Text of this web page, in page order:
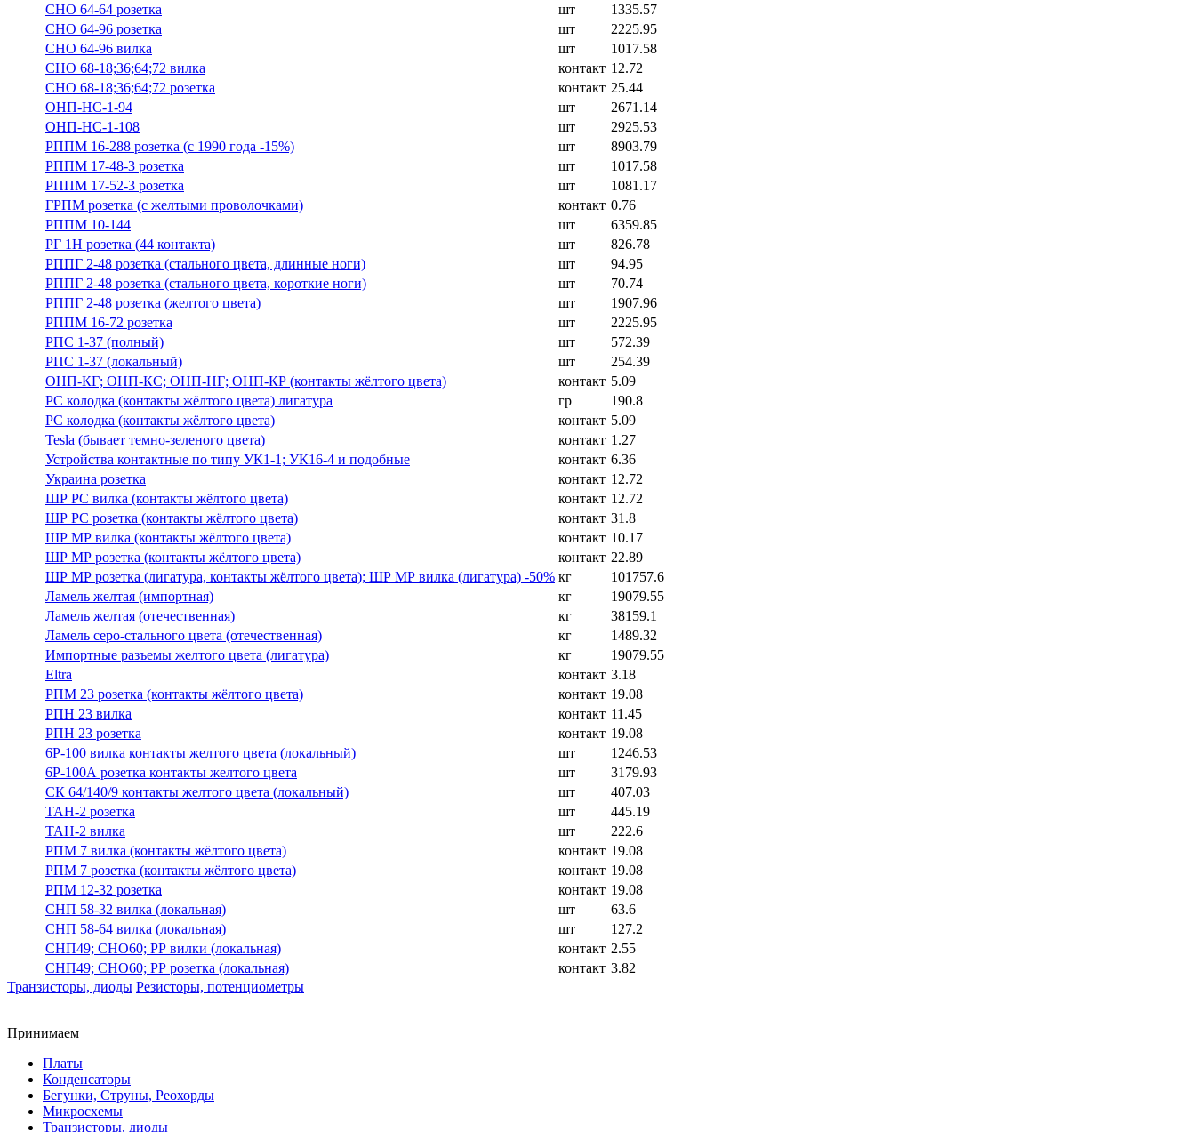
СНО 64-64 розетка
шт
1335.57
СНО 64-96 розетка
шт
2225.95
СНО 64-96 вилка
шт
1017.58
СНО 68-18;36;64;72 вилка
контакт 12.72
СНО 68-18;36;64;72 розетка
контакт 25.44
ОНП-НС-1-94
шт
2671.14
ОНП-НС-1-108
шт
2925.53
РППМ 16-288 розетка (с 1990 года -15%)
шт
8903.79
РППМ 17-48-3 розетка
шт
1017.58
РППМ 17-52-3 розетка
шт
1081.17
ГРПМ розетка (с желтыми проволочками)
контакт 0.76
РППМ 10-144
шт
6359.85
РГ 1Н розетка (44 контакта)
шт
826.78
РППГ 2-48 розетка (стального цвета, длинные ноги)
шт
94.95
РППГ 2-48 розетка (стального цвета, короткие ноги)
шт
70.74
РППГ 2-48 розетка (желтого цвета)
шт
1907.96
РППМ 16-72 розетка
шт
2225.95
РПС 1-37 (полный)
шт
572.39
РПС 1-37 (локальный)
шт
254.39
ОНП-КГ; ОНП-КС; ОНП-НГ; ОНП-КР (контакты жёлтого цвета)
контакт 5.09
РС колодка (контакты жёлтого цвета) лигатура
гр
190.8
РС колодка (контакты жёлтого цвета)
контакт 5.09
Tesla (бывает темно-зеленого цвета)
контакт 1.27
Устройства контактные по типу УК1-1; УК16-4 и подобные
контакт 6.36
Украина розетка
контакт 12.72
ШР РС вилка (контакты жёлтого цвета)
контакт 12.72
ШР РС розетка (контакты жёлтого цвета)
контакт 31.8
ШР МР вилка (контакты жёлтого цвета)
контакт 10.17
ШР МР розетка (контакты жёлтого цвета)
контакт 22.89
ШР МР розетка (лигатура, контакты жёлтого цвета); ШР МР вилка (лигатура) -50% кг
101757.6
Ламель желтая (импортная)
кг
19079.55
Ламель желтая (отечественная)
кг
38159.1
Ламель серо-стального цвета (отечественная)
кг
1489.32
Импортные разъемы желтого цвета (лигатура)
кг
19079.55
Eltra
контакт 3.18
РПМ 23 розетка (контакты жёлтого цвета)
контакт 19.08
РПН 23 вилка
контакт 11.45
РПН 23 розетка
контакт 19.08
6Р-100 вилка контакты желтого цвета (локальный)
шт
1246.53
6Р-100А розетка контакты желтого цвета
шт
3179.93
СК 64/140/9 контакты желтого цвета (локальный)
шт
407.03
ТАН-2 розетка
шт
445.19
ТАН-2 вилка
шт
222.6
РПМ 7 вилка (контакты жёлтого цвета)
контакт 19.08
РПМ 7 розетка (контакты жёлтого цвета)
контакт 19.08
РПМ 12-32 розетка
контакт 19.08
СНП 58-32 вилка (локальная)
шт
63.6
СНП 58-64 вилка (локальная)
шт
127.2
СНП49; СНО60; РР вилки (локальная)
контакт 2.55
СНП49; СНО60; РР розетка (локальная)
контакт 3.82
Транзисторы, диоды Резисторы, потенциометры
Принимаем
Платы
Конденсаторы
Бегунки, Струны, Реохорды
Микросхемы
Транзисторы, диоды